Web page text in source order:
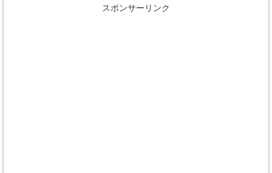
スポンサーリンク